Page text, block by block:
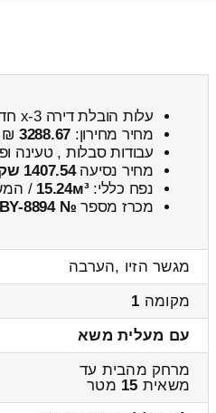
עלות הובלת דירה 3-x חדרים מאפרתה ← לגשר הזיו
מחיר מחירון: 3288.67
₪
עבודות סבלות , טעינה
מחיר נסיעה1407.54 שקל
נפח כללי:15.24м³
/
מכרז מספר № FMBY-8894
מגשר הזיו ,הערבה
מקומה 1
עם מעלית משא
מרחק מהבית עד
משאית 15 מטר